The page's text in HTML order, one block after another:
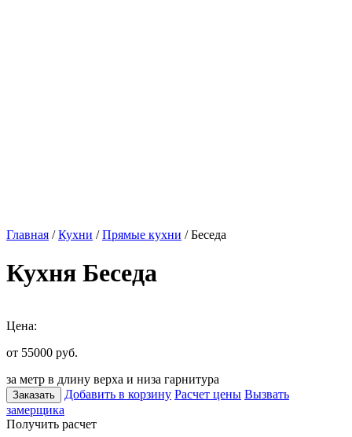
Главная /Кухни /Прямые кухни / Беседа
Кухня Беседа
Цена:
от 55000 руб.
за метр в длину верха и низа гарнитура
Заказать Добавить в корзину Расчет цены Вызвать
замерщика
Получить расчет